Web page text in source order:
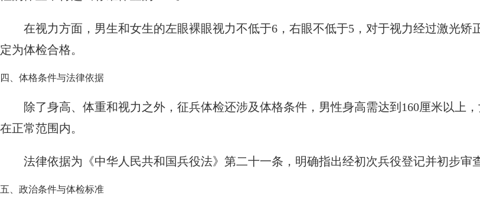
在视力方面，男生和女生的左眼裸眼视力不低于6，右眼不低于5，对于视力经过激光
定为体检合格。
四、体格条件与法律依据
除了身高、体重和视力之外，征兵体检还涉及体格条件，男性身高需达到160厘米以上
在正常范围内。
法律依据为《中华人民共和国兵役法》第二十一条，明确指出经初次兵役登记并初步审
五、政治条件与体检标准